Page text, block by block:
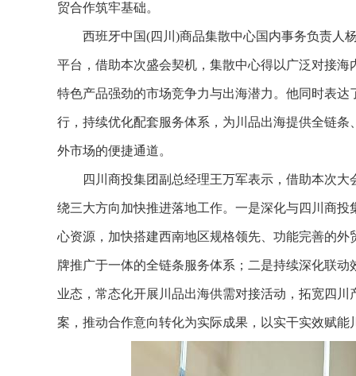
贸合作筑牢基础。
西班牙中国(四川)商品集散中心国内事务负责人
平台，借助本次盛会契机，集散中心得以广泛对接海
特色产品强劲的市场竞争力与出海潜力。他同时表
行，持续优化配套服务体系，为川品出海提供全链
外市场的便捷通道。
四川商投集团副总经理王万军表示，借助本次大
绕三大方向加快推进落地工作。一是深化与四川商
心资源，加快搭建西南地区规格领先、功能完善的
牌推广于一体的全链条服务体系；二是持续深化联
业态，常态化开展川品出海供需对接活动，拓宽四
案，推动合作意向转化为实际成果，以实干实效赋能